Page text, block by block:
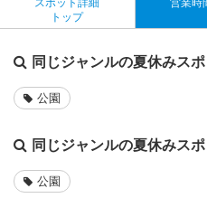
トップ
同じジャンルの夏休みス
公園
同じジャンルの夏休みス
公園